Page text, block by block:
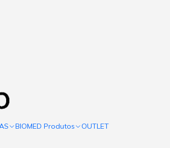
BIOMED Produtos OUTLET